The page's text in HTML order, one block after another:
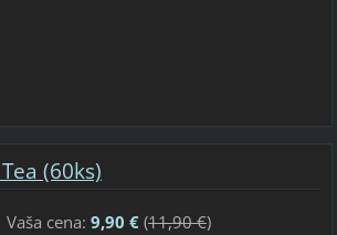
(60ks)
Vaša cena: 9,90 €(11,90 €)